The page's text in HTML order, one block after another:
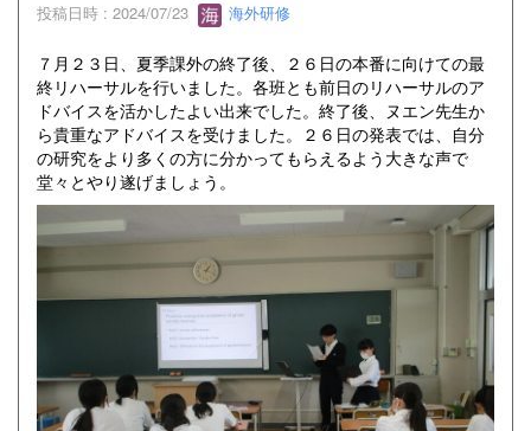
投稿日時 : 2024/07/23 海外研修
７月２３日、夏季課外の終了後、２６日の本番に向けての最
終リハーサルを行いました。各班とも前日のリハーサルのア
ドバイスを活かしたよい出来でした。終了後、ヌエン先生か
ら貴重なアドバイスを受けました。２６日の発表では、自分
の研究をより多くの方に分かってもらえるよう大きな声で
堂々とやり遂げましょう。